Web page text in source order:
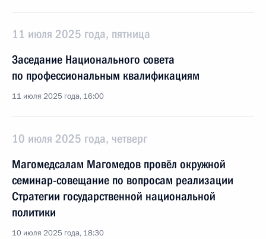
11 июля 2025 года, пятница
Заседание Национального совета
по профессиональным квалификациям
11 июля 2025 года, 16:00
10 июля 2025 года, четверг
Магомедсалам Магомедов провёл окружной
семинар-совещание по вопросам реализации
Стратегии государственной национальной
политики
10 июля 2025 года, 18:30